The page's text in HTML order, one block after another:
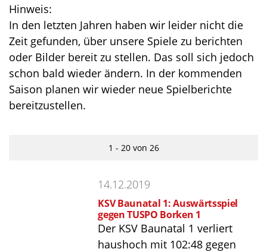
Hinweis:
In den letzten Jahren haben wir leider nicht die
Zeit gefunden, über unsere Spiele zu berichten
oder Bilder bereit zu stellen. Das soll sich jedoch
schon bald wieder ändern. In der kommenden
Saison planen wir wieder neue Spielberichte
bereitzustellen.
1 - 20 von 26
14.12.2019
KSV Baunatal 1: Auswärtsspiel
gegen TUSPO Borken 1
Der KSV Baunatal 1 verliert
haushoch mit 102:48 gegen